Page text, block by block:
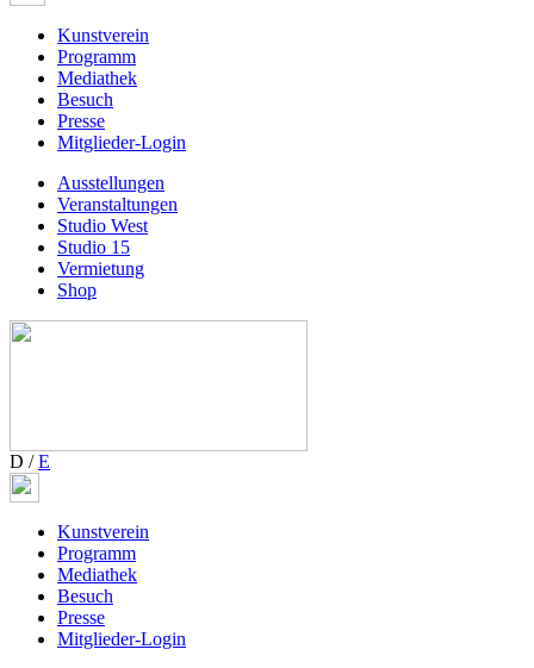
Kunstverein
Programm
Mediathek
Besuch
Presse
Mitglieder-Login
Ausstellungen
Veranstaltungen
Studio West
Studio 15
Vermietung
Shop
D /E
Kunstverein
Programm
Mediathek
Besuch
Presse
Mitglieder-Login